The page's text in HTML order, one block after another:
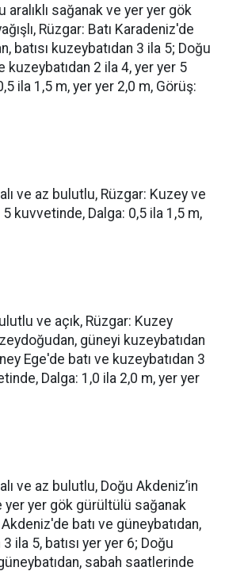
aralıklı sağanak ve yer yer gök
Rüzgar: Batı Karadeniz'de
batısı kuzeybatıdan 3 ila 5; Doğu
kuzeybatıdan 2 ila 4, yer yer 5
ila 1,5 m, yer yer 2,0 m, Görüş:
ve az bulutlu, Rüzgar: Kuzey ve
kuvvetinde, Dalga: 0,5 ila 1,5 m,
ve açık, Rüzgar: Kuzey
güneyi kuzeybatıdan
Ege'de batı ve kuzeybatıdan 3
Dalga: 1,0 ila 2,0 m, yer yer
ve az bulutlu, Doğu Akdeniz’in
yer yer gök gürültülü sağanak
Akdeniz'de batı ve güneybatıdan,
3 ila 5, batısı yer yer 6; Doğu
sabah saatlerinde